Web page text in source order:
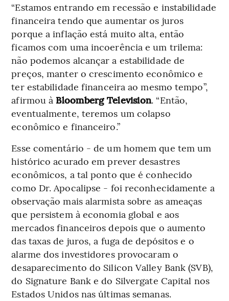
“Estamos entrando em recessão e instabilidade
financeira tendo que aumentar os juros
porque a inflação está muito alta, então
ficamos com uma incoerência e um trilema:
não podemos alcançar a estabilidade de
preços, manter o crescimento econômico e
ter estabilidade financeira ao mesmo tempo”,
afirmou à Bloomberg Television. “Então,
eventualmente, teremos um colapso
econômico e financeiro.”
Esse comentário - de um homem que tem um
histórico acurado em prever desastres
econômicos, a tal ponto que é conhecido
como Dr. Apocalipse - foi reconhecidamente a
observação mais alarmista sobre as ameaças
que persistem à economia global e aos
mercados financeiros depois que o aumento
das taxas de juros, a fuga de depósitos e o
alarme dos investidores provocaram o
desaparecimento do Silicon Valley Bank (SVB),
do Signature Bank e do Silvergate Capital nos
Estados Unidos nas últimas semanas.